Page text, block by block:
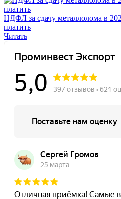
НДФЛ за сдачу металлолома в
платить
Читать